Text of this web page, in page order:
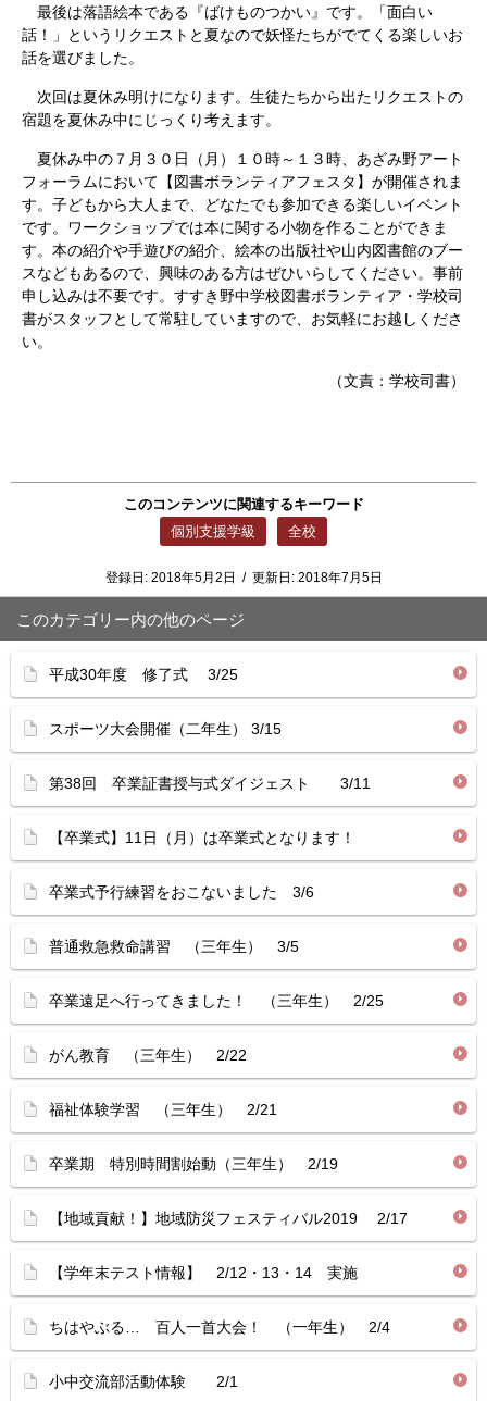
最後は落語絵本である『ばけものつかい』です。「面白い
話！」というリクエストと夏なので妖怪たちがでてくる楽しいお
話を選びました。
次回は夏休み明けになります。生徒たちから出たリクエストの
宿題を夏休み中にじっくり考えます。
夏休み中の７月３０日（月）１０時～１３時、あざみ野アート
フォーラムにおいて【図書ボランティアフェスタ】が開催されま
す。子どもから大人まで、どなたでも参加できる楽しいイベント
です。ワークショップでは本に関する小物を作ることができま
す。本の紹介や手遊びの紹介、絵本の出版社や山内図書館のブー
スなどもあるので、興味のある方はぜひいらしてください。事前
申し込みは不要です。すすき野中学校図書ボランティア・学校司
書がスタッフとして常駐していますので、お気軽にお越しくださ
い。
（文責：学校司書）
このコンテンツに関連するキーワード
個別支援学級
全校
登録日: 2018年5月2日 / 更新日: 2018年7月5日
このカテゴリー内の他のページ
平成30年度 修了式 3/25
スポーツ大会開催（二年生） 3/15
第38回 卒業証書授与式ダイジェスト 3/11
【卒業式】11日（月）は卒業式となります！
卒業式予行練習をおこないました 3/6
普通救急救命講習 （三年生） 3/5
卒業遠足へ行ってきました！ （三年生） 2/25
がん教育 （三年生） 2/22
福祉体験学習 （三年生） 2/21
卒業期 特別時間割始動（三年生） 2/19
【地域貢献！】地域防災フェスティバル2019 2/17
【学年末テスト情報】 2/12・13・14 実施
ちはやぶる… 百人一首大会！ （一年生） 2/4
小中交流部活動体験 2/1